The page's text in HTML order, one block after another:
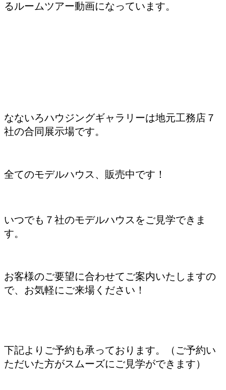
るルームツアー動画になっています。
なないろハウジングギャラリーは地元工務店７
社の合同展示場です。
全てのモデルハウス、販売中です！
いつでも７社のモデルハウスをご見学できま
す。
お客様のご要望に合わせてご案内いたしますの
で、お気軽にご来場ください！
下記よりご予約も承っております。（ご予約い
ただいた方がスムーズにご見学ができます）